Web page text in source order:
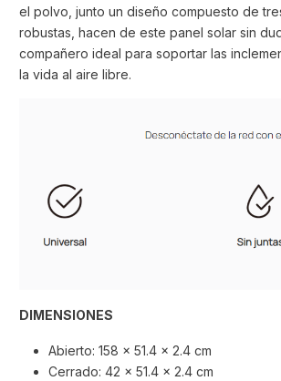
el polvo, junto un diseño compuesto de
robustas, hacen de este panel solar sin
compañero ideal para soportar las
la vida al aire libre.
DIMENSIONES
Abierto: 158 × 51.4 × 2.4 cm
Cerrado: 42 × 51.4 × 2.4 cm